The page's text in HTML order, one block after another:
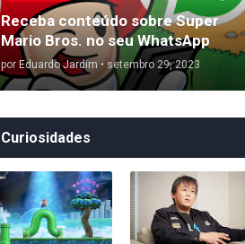
Receba conteúdo sobre Super
Mario Bros. no seu WhatsApp
por Eduardo Jardim • setembro 29, 2023
Curiosidades